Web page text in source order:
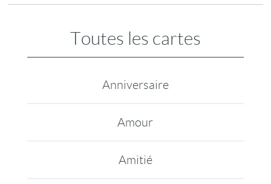
Toutes les cartes
Anniversaire
Amour
Amitié